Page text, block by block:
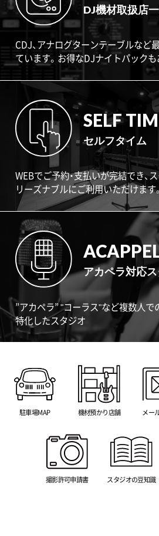
DJ機材取扱店
CDJ、アナログターンテーブルなど
ています。お得なDJナイトパック
SELF
セルフタイム
WEBでご予約・支払いが完結でき、
リーズナブルにご利用いただけます。
アカペラ対応
”アカペラ” "コーラス"など複数人で
特化したスタジオ
駐車場MAP 機材預かり店舗 メー
撮影許可申請書 スタジオの豆知識